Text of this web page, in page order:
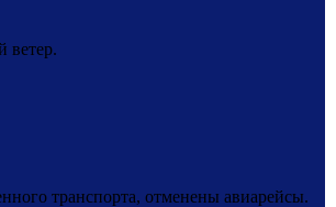
ветер.
транспорта, отменены авиарейсы.